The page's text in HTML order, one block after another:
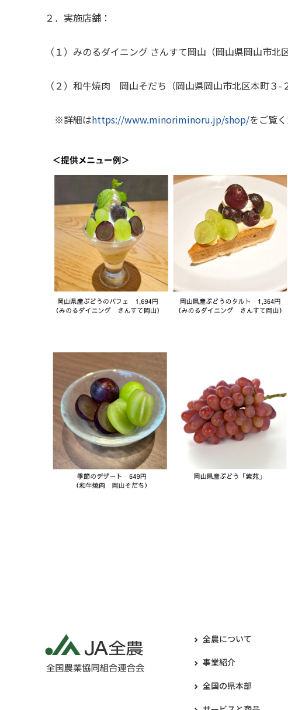
２．実施店舗：
（１）みのるダイニング さんすて岡山（岡山県岡山市北
（２）和牛焼肉 岡山そだち（岡山県岡山市北区本町３ -
※詳細はhttps://www.minoriminoru.jp/shop/をご覧
全農について
事業紹介
全国の県本部